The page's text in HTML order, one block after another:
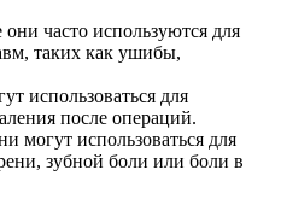
часто используются для
таких как ушибы,
использоваться для
после операций.
могут использоваться для
зубной боли или боли в